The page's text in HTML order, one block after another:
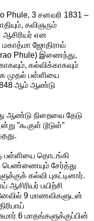
Phule, 3 சனவரி 1831 –
கவிஞரும்
என
ஜோதிராவ்
Phule) இணைந்து,
கல்விக்காகவும்
முதல் பள்ளியை
1848 ஆம் ஆண்டு
ஆண்டு நிறைவை தேடு
”கூகுள் டூடுள்”
பள்ளியை தொடங்கி
பெண்ணையும் சேர்த்து
கல்வி புகட்டினார்.
பயிற்சி
9 மாணவிகளுடன்
6 மாதங்களுக்குப்பின்